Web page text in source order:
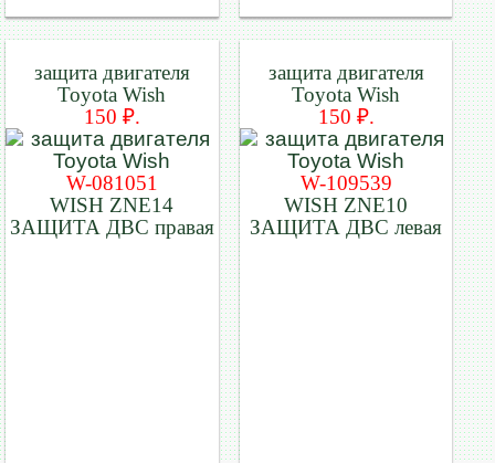
защита двигателя
Toyota Wish
150 ₽.
W-081051
WISH ZNE14
ЗАЩИТА ДВС правая
защита двигателя
Toyota Wish
150 ₽.
W-109539
WISH ZNE10
ЗАЩИТА ДВС левая